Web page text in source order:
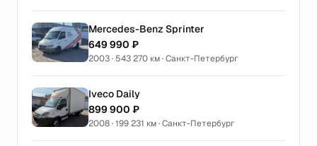
Mercedes-Benz Sprinter
649 990 ₽
2003 · 543 270 км · Санкт-Петербург
Iveco Daily
899 900 ₽
2008 · 199 231 км · Санкт-Петербург